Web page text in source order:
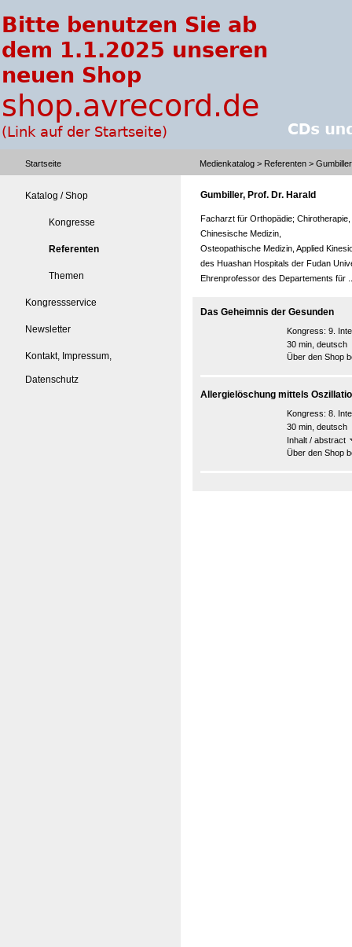
Startseite Medienkatalog > Referenten >
Katalog / Shop
Kongresse
Referenten
Themen
Kongressservice
Newsletter
Kontakt, Impressum,
Datenschutz
Gumbiller, Prof. Dr. Harald
Facharzt für Orthopädie;
Chinesische Medizin,
Osteopathische Medizin, Applied
des Huashan Hospitals der Fudan
Ehrenprofessor des Departements
Das Geheimnis der Gesunden
Kongress: 9.
30 min, deutsch
Über den Shop
Allergielöschung mittels
Kongress: 8.
30 min, deutsch
Inhalt / abstract
Über den Shop